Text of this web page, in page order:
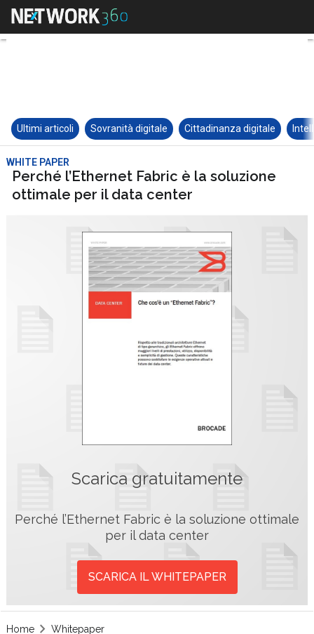
Ultimi articoli Sovranità digitale Cittadinanza digitale
WHITE PAPER
Perché l’Ethernet Fabric è la soluzione
ottimale per il data center
Scarica gratuitamente
Perché l’Ethernet Fabric è la soluzione ottimale
per il data center
SCARICA IL WHITEPAPER
Home Whitepaper